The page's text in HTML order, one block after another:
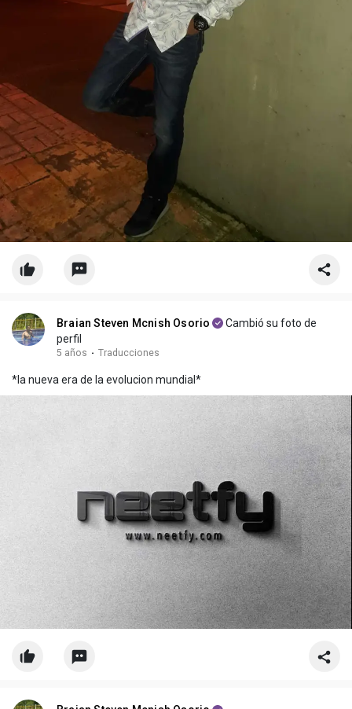
Braian Steven Mcnish Osorio
Cambió su foto de
perfil
5 años · Traducciones
*la nueva era de la evolucion mundial*